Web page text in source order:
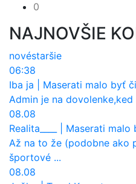
0
NAJNOVŠIE
novéstaršie
06:38
Iba ja
Maserati malo byť čisto elektrické.
Admin je na
08.08
Realita____
Maserati malo byť čisto
Až na to že (podobne ako
športové ...
08.08